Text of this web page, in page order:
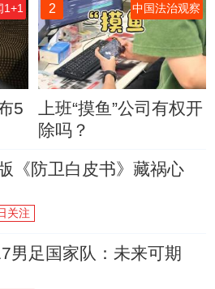
1+1
5
2 中国法治观察
上班“摸鱼”公司有权开
除吗？
《防卫白皮书》藏祸心
关注
男足国家队：未来可期